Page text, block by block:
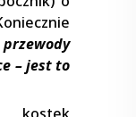
– jest to